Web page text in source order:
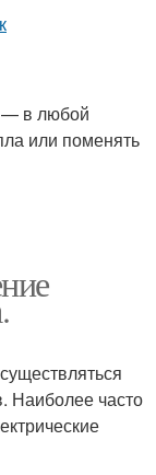
— в любой
или поменять
Наиболее часто